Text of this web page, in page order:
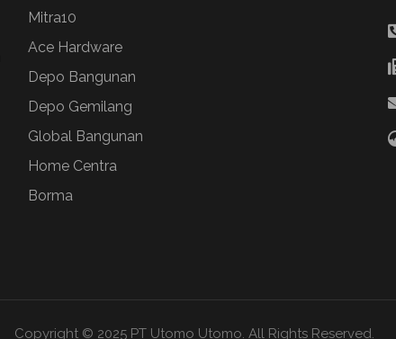
Mitra10
Ace Hardware
Depo Bangunan
Depo Gemilang
Global Bangunan
Home Centra
Borma
Copyright © 2025 PT Utomo Utomo. All Rights Reserved.